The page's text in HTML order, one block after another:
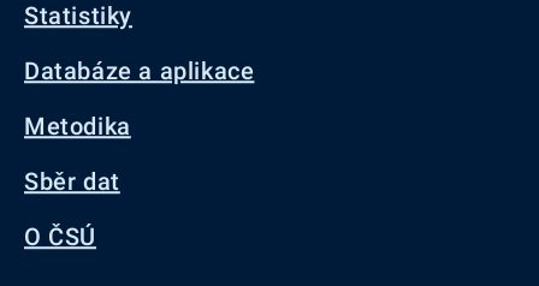
Statistiky
Databáze a aplikace
Metodika
Sběr dat
O ČSÚ